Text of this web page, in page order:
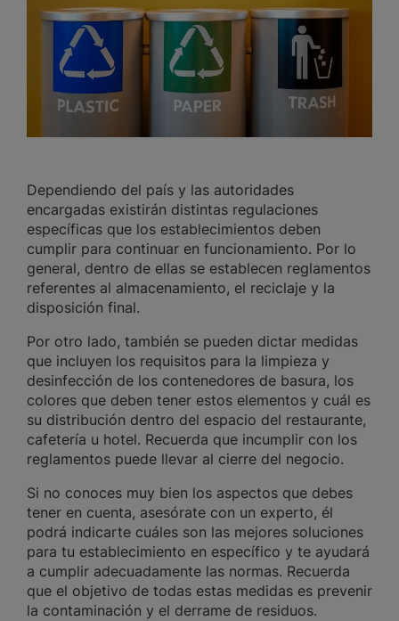
Dependiendo del país y las autoridades
encargadas existirán distintas regulaciones
específicas que los establecimientos deben
cumplir para continuar en funcionamiento. Por lo
general, dentro de ellas se establecen reglamentos
referentes al almacenamiento, el reciclaje y la
disposición final.
Por otro lado, también se pueden dictar medidas
que incluyen los requisitos para la limpieza y
desinfección de los contenedores de basura, los
colores que deben tener estos elementos y cuál es
su distribución dentro del espacio del restaurante,
cafetería u hotel. Recuerda que incumplir con los
reglamentos puede llevar al cierre del negocio.
Si no conoces muy bien los aspectos que debes
tener en cuenta, asesórate con un experto, él
podrá indicarte cuáles son las mejores soluciones
para tu establecimiento en específico y te ayudará
a cumplir adecuadamente las normas. Recuerda
que el objetivo de todas estas medidas es prevenir
la contaminación y el derrame de residuos.